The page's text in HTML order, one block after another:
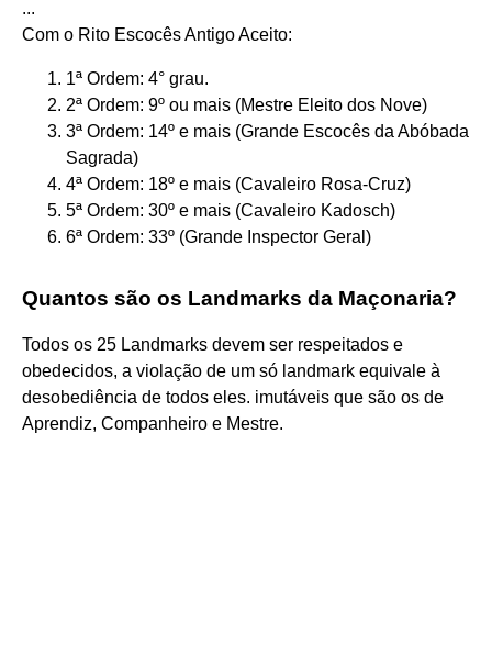
...
Com o Rito Escocês Antigo Aceito:
1ª Ordem: 4° grau.
2ª Ordem: 9º ou mais (Mestre Eleito dos Nove)
3ª Ordem: 14º e mais (Grande Escocês da Abóbada
Sagrada)
4ª Ordem: 18º e mais (Cavaleiro Rosa-Cruz)
5ª Ordem: 30º e mais (Cavaleiro Kadosch)
6ª Ordem: 33º (Grande Inspector Geral)
Quantos são os Landmarks da Maçonaria?
Todos os 25 Landmarks devem ser respeitados e
obedecidos, a violação de um só landmark equivale à
desobediência de todos eles. imutáveis que são os de
Aprendiz, Companheiro e Mestre.